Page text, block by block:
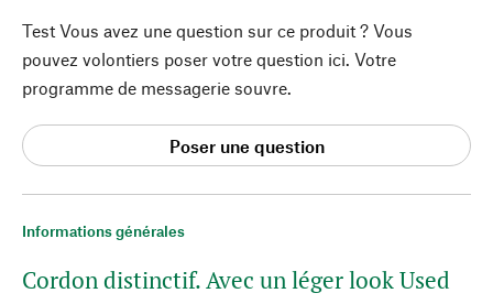
Informations générales
Cordon distinctif. Avec un léger look Used
Test Vous avez une question sur ce produit ? Vous
pouvez volontiers poser votre question ici. Votre
programme de messagerie souvre.
Poser une question